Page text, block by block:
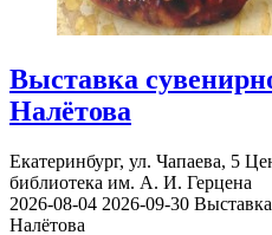
Выставка
Налётова
Екатеринбург, ул. Чапаева, 5
библиотека им. А. И. Герцена
2026-08-04 2026-09-30
Налётова